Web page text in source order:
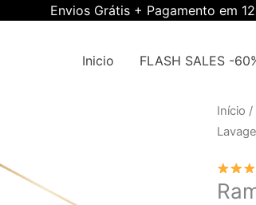
Envios Grátis + Pagamento em
Inicio FLASH SALES -
Início /
de
de